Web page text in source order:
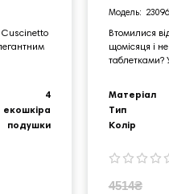
Cuscinetto
4
екошкіра
подушки
23096
Втомилися
щомісяця і
таблетками?
Матеріал
Тип
Колір
4514₴